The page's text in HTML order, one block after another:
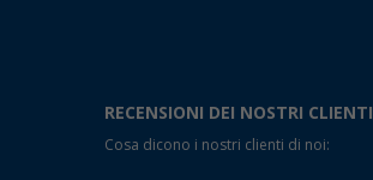
RECENSIONI DEI NOSTRI CLIENTI
Cosa dicono i nostri clienti di noi: